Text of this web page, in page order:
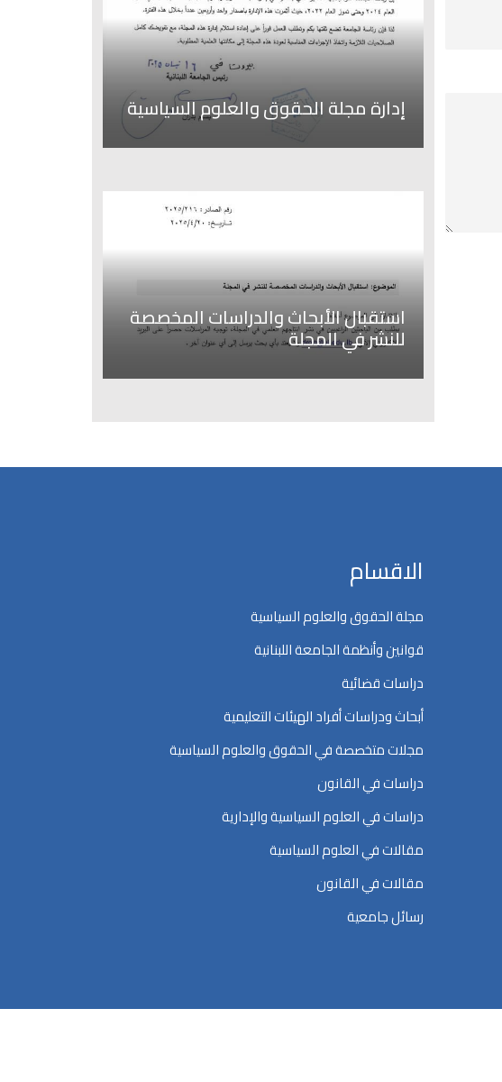
إدارة مجلة الحقوق والعلوم السياسية
استقبال الأبحاث والدراسات المخصصة
للنشر في المجلة
الاقسام
مجلة الحقوق والعلوم السياسية
قوانين وأنظمة الجامعة اللبنانية
دراسات قضائية
أبحاث ودراسات أفراد الهيئات التعليمية
مجلات متخصصة في الحقوق والعلوم السياسية
دراسات في القانون
دراسات في العلوم السياسية والإدارية
مقالات في العلوم السياسية
مقالات في القانون
رسائل جامعية